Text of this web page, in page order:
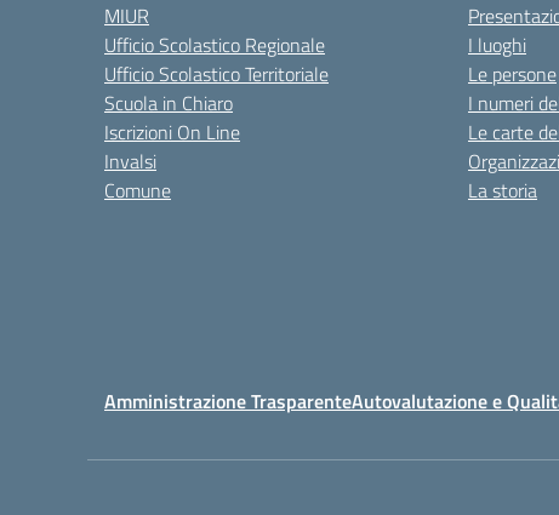
MIUR
Ufficio Scolastico Regionale
Ufficio Scolastico Territoriale
Scuola in Chiaro
Iscrizioni On Line
Invalsi
Comune
I luoghi
Le persone
I numeri
Le carte
La storia
Amministrazione TrasparenteAutovalutazione e